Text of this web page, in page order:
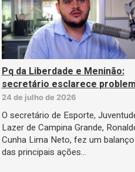
Pq da Liberdade e Meninão:
secretário esclarece
24 de julho de 2026
O secretário de Esporte,
Lazer de Campina Grande,
Cunha Lima Neto, fez um balanço
das principais ações…